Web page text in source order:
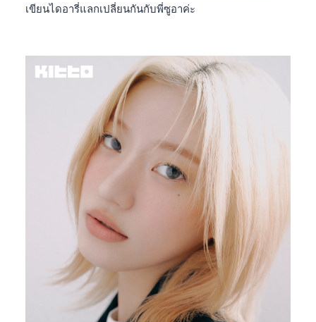
เขียนไดอารี่แลกเปลี่ยนกันกับพี่ซูอาค่ะ